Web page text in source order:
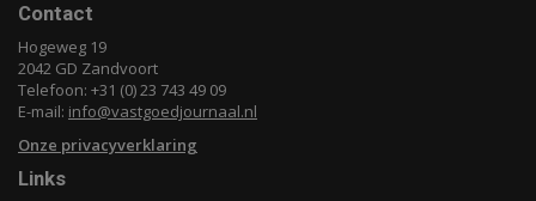
Contact
Hogeweg 19
2042 GD Zandvoort
Telefoon: +31 (0) 23 743 49 09
E-mail: info@vastgoedjournaal.nl
Onze privacyverklaring
Links